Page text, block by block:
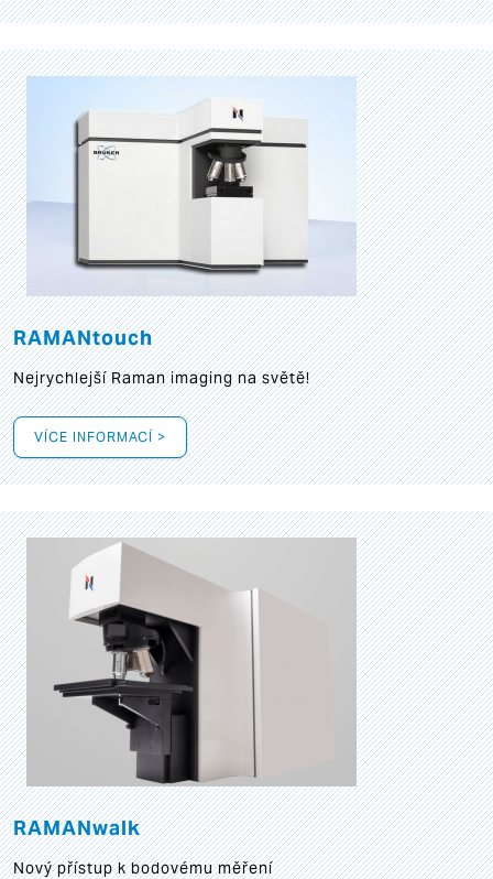
RAMANtouch
Nejrychlejší Raman imaging na světě!
VÍCE INFORMACÍ >
RAMANwalk
Nový přístup k bodovému měření